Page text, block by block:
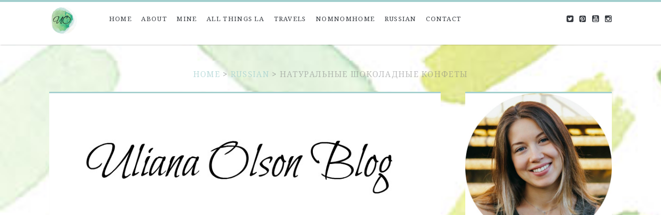
HOME ABOUT MINE ALL THINGS LA TRAVELS NOMNOMHOME RUSSIAN CONTACT
HOME >RUSSIAN > НАТУРАЛЬНЫЕ ШОКОЛАДНЫЕ КОНФЕТЫ